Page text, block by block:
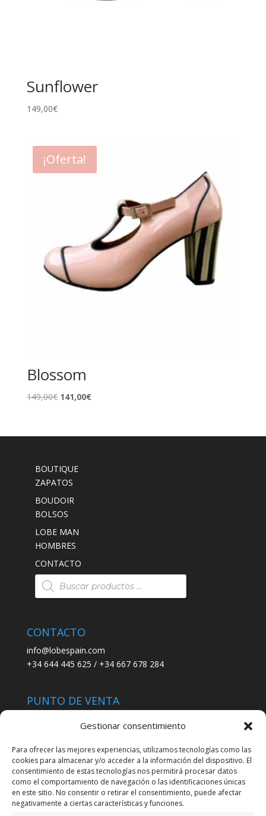
Gestionar consentimiento
Para ofrecer las mejores experiencias, utilizamos tecnologías como las
cookies para almacenar y/o acceder a la información del dispositivo. El
consentimiento de estas tecnologías nos permitirá procesar datos
como el comportamiento de navegación o las identificaciones únicas
en este sitio. No consentir o retirar el consentimiento, puede afectar
negativamente a ciertas características y funciones.
Sunflower
149,00€
¡Oferta!
Blossom
149,00€ El
era:
141,00€El
es:
BOUTIQUE
ZAPATOS
BOUDOIR
BOLSOS
LOBE MAN
HOMBRES
CONTACTO
Búsqueda
de
productos
CONTACTO
info@lobespain.com
+34 644 445 625 / +34 667 678 284
PUNTO DE VENTA
C/ San José 6, 11004 Cádiz
LEGAL
POLÍTICA DE ENVÍO
TERMINOS Y CONDICIONES